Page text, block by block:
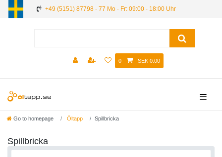
+49 (5151) 87798 - 77 Mo - Fr: 09:00 - 18:00 Uhr
0 SEK 0.00
☰
Go to homepage Öltapp Spillbricka
Spillbricka